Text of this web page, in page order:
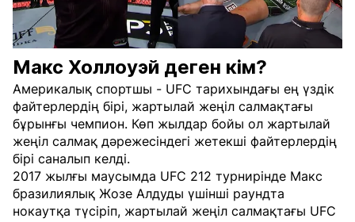
Макс Холлоуэй деген кім?
Америкалық спортшы - UFC тарихындағы ең үздік
файтерлердің бірі, жартылай жеңіл салмақтағы
бұрынғы чемпион. Көп жылдар бойы ол жартылай
жеңіл салмақ дәрежесіндегі жетекші файтерлердің
бірі саналып келді.
2017 жылғы маусымда UFC 212 турнирінде Макс
бразилиялық Жозе Алдуды үшінші раундта
нокаутқа түсіріп, жартылай жеңіл салмақтағы UFC